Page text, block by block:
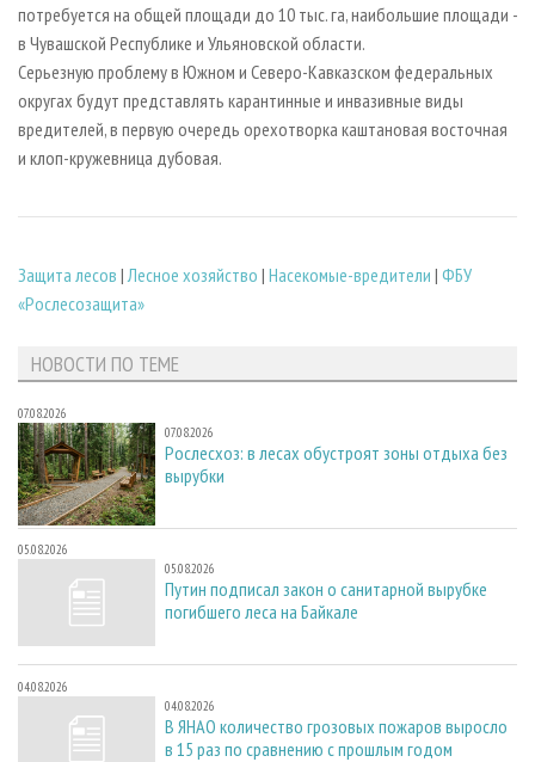
потребуется на общей площади до 10 тыс. га, наибольшие площади -
в Чувашской Республике и Ульяновской области.
Серьезную проблему в Южном и Северо-Кавказском федеральных
округах будут представлять карантинные и инвазивные виды
вредителей, в первую очередь орехотворка каштановая восточная
и клоп-кружевница дубовая.
Защита лесов |Лесное хозяйство | Насекомые-вредители | ФБУ
«Рослесозащита»
НОВОСТИ ПО ТЕМЕ
07.08.2026
07.08.2026
Рослесхоз: в лесах обустроят зоны отдыха без
вырубки
05.08.2026
05.08.2026
Путин подписал закон о санитарной вырубке
погибшего леса на Байкале
04.08.2026
04.08.2026
В ЯНАО количество грозовых пожаров выросло
в 15 раз по сравнению с прошлым годом